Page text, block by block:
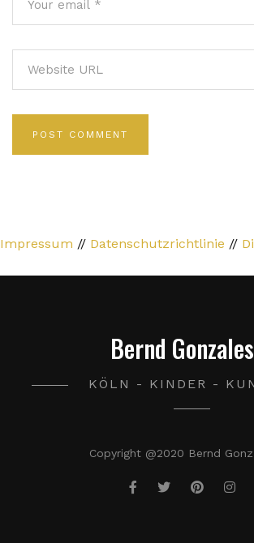
Impressum // Datenschutzrichtlinie //
Bernd Gonzales
KÖLN - KINDER -
Copyright @2020 Bernd